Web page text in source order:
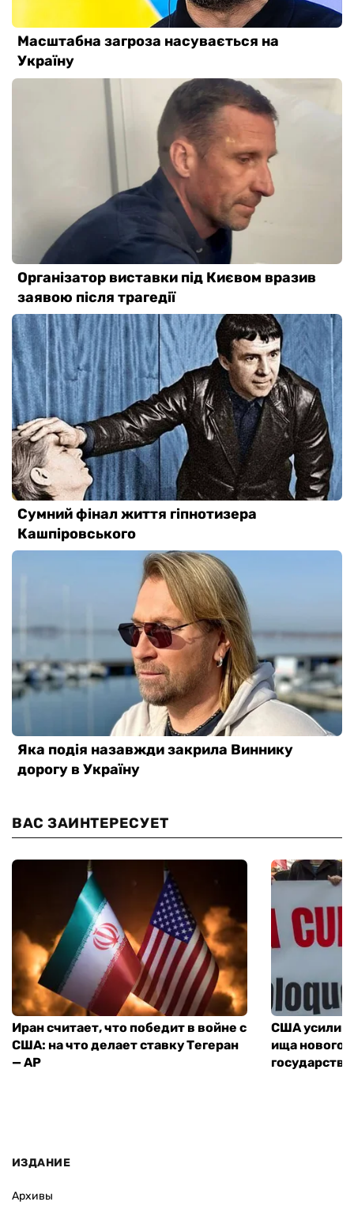
ВАС ЗАИНТЕРЕСУЕТ
Иран считает, что победит в войне с
США: на что делает ставку Тегеран
— AP
США
ища нового
ИЗДАНИЕ
Архивы